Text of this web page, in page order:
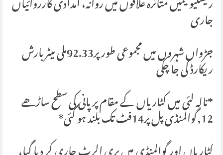
جاری
جڑواں شہروں میں مجموعی طور پر92.33ملی میٹر بارش
ریکارڈ کی جا چکی
*نالہ لئی میں کٹاریاں کے مقام پر پانی کی سطح ساڑھے
12,گوالمنڈی پل پر14فٹ تک بلند ہو گئی*